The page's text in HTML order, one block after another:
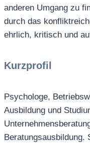
anderen Umgang zu
durch das
ehrlich, kritisch und
Kurzprofil
Psychologe,
Ausbildung und
Beratungsausbildung.